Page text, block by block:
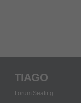
TIAGO
Forum Seating